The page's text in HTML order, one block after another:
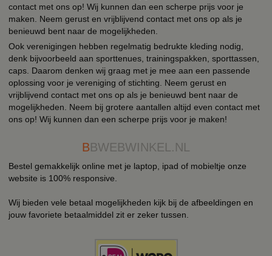
contact met ons op! Wij kunnen dan een scherpe prijs voor je
maken. Neem gerust en vrijblijvend contact met ons op als je
benieuwd bent naar de mogelijkheden.
Ook verenigingen hebben regelmatig bedrukte kleding nodig,
denk bijvoorbeeld aan sporttenues, trainingspakken, sporttassen,
caps. Daarom denken wij graag met je mee aan een passende
oplossing voor je vereniging of stichting. Neem gerust en
vrijblijvend contact met ons op als je benieuwd bent naar de
mogelijkheden. Neem bij grotere aantallen altijd even contact met
ons op! Wij kunnen dan een scherpe prijs voor je maken!
BBWEBWINKEL.NL
Bestel gemakkelijk online met je laptop, ipad of mobieltje onze
website is 100% responsive.
Wij bieden vele betaal mogelijkheden kijk bij de afbeeldingen en
jouw favoriete betaalmiddel zit er zeker tussen.